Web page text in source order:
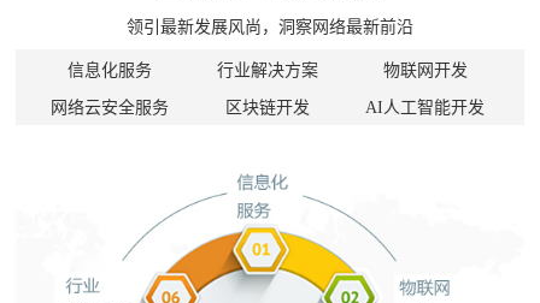
领引最新发展风尚，洞察网络最新前沿
信息化服务 行业解决方案 物联网开发
网络云安全服务 区块链开发 AI人工智能开发